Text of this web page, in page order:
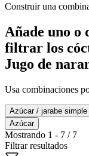
Construir una
Añade uno o
filtrar los
Jugo de
Usa combinaciones
Azúcar / jarabe simple
Azúcar
Mostrando 1 - 7 / 7
Filtrar resultados